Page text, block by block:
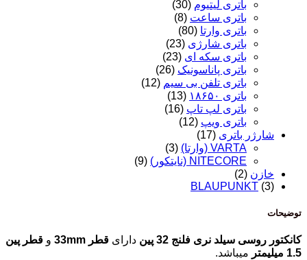
باتری لیتیوم (30)
باتری ساعت (8)
باتری وارتا (80)
باتری شارژی (23)
باتری سکه ای (23)
باتری پاناسونیک (26)
باتری تلفن بی سیم (12)
باتری ۱۸۶۵۰
(13)
باتری لپ تاپ (16)
باتری ویپ (12)
شارژر باتری (17)
VARTA (وارتا)
(3)
NITECORE (نایتکور)
(9)
خازن (2)
BLAUPUNKT (3)
توضیحات
کانکتور روسی سیلد نری فلنج 32 پین دارای قطر 33mm و قطر پین
1.5 میلیمتر
میباشد.